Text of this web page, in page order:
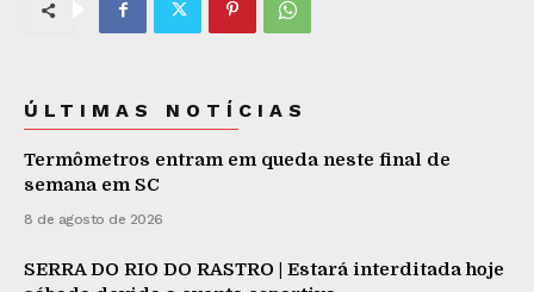
ÚLTIMAS NOTÍCIAS
Termômetros entram em queda neste final de
semana em SC
8 de agosto de 2026
SERRA DO RIO DO RASTRO | Estará interditada hoje